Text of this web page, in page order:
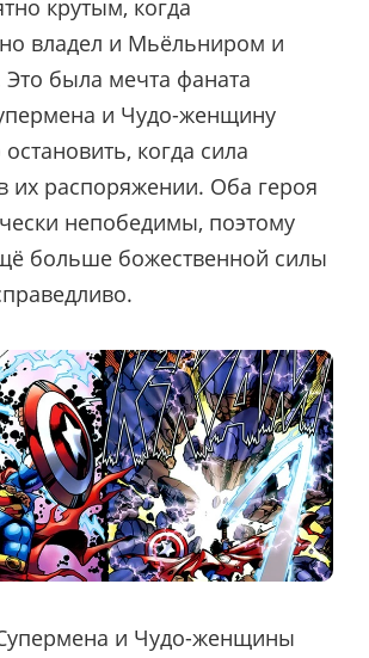
крутым, когда
владел и Мьёльниром и
была мечта фаната
и Чудо-женщину
когда сила
их распоряжении. Оба героя
непобедимы, поэтому
больше божественной силы
и Чудо-женщины